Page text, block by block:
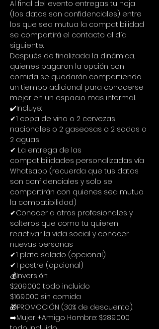
Al final del evento entregas tu hoja
(los datos son confidenciales) entre
los que sea mutua la compatibilidad
se compartirá el contacto al día
siguiente.
Después de finalizada la dinámica,
quienes pagaron la opción con
comida se quedarán compartiendo
un tiempo adicional para conocerse
mejor en un espacio mas informal.
✔️Incluye:
✔1 copa de vino o 2 cervezas
nacionales o 2 gaseosas o 2 sodas o
2 aguas
✔ La entrega de las
compatibilidades personalizadas vía
Whatsapp (recuerda que tus datos
son confidenciales y solo se
compartirán con quienes sea mutua
la compatibilidad)
✔Conocer a otros profesionales y
solteros que como tu quieren
reactivar la vida social y conocer
nuevas personas
✔1 plato salado (opcional)
✔1 postre (opcional)
💰Inversión:
$209.000 todo incluido
$169.000 sin comida
🎁PROMOCIÓN (30% de descuento):
➡️Mujer +Amigo Hombre: $289.000